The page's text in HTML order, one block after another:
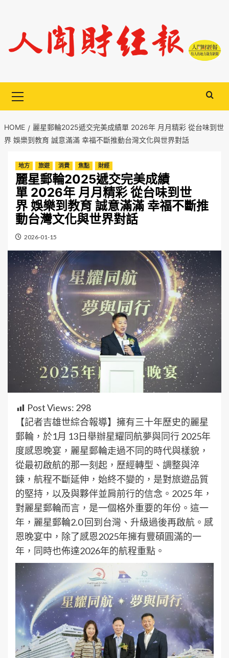
content
Menu
HOME
麗星郵輪2025遞交完美成績單 2026年 月月精彩 從台味到世
界 娛樂到教育 誠意滿滿 幸福不斷推動台灣文化與世界對話
地方 旅遊 消費 焦點 財經
麗星郵輪2025遞交完美成績
單 2026年 月月精彩 從台味到世
界 娛樂到教育 誠意滿滿 幸福不斷推
動台灣文化與世界對話
2026-01-15
Post Views: 298
【記者吉雄世綜合報導】擁有三十年歷史的麗星
郵輪，於1月 13日舉辦星耀同航夢與同行 2025年
度感恩晚宴，麗星郵輪走過不同的時代與樣貌，
從最初啟航的那一刻起，歷經轉型、調整與淬
鍊，航程不斷延伸，始終不變的，是對旅遊品質
的堅持，以及與夥伴並肩前行的信念。2025 年，
對麗星郵輪而言，是一個格外重要的年份。這一
年，麗星郵輪2.0 回到台灣、升級過後再啟航。感
恩晚宴中，除了感恩2025年擁有豐碩圓滿的一
年，同時也佈達2026年的航程重點。